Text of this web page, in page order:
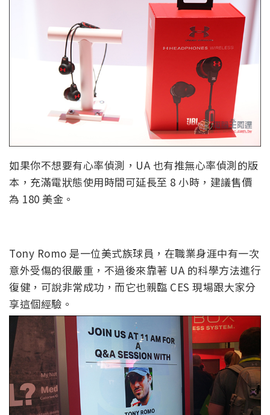
如果你不想要有心率偵測，UA 也有推無心率偵測的版
本，充滿電狀態使用時間可延長至 8 小時，建議售價
為 180 美金。
Tony Romo 是一位美式族球員，在職業身涯中有一次
意外受傷的很嚴重，不過後來靠著 UA 的科學方法進行
復健，可說非常成功，而它也親臨 CES 現場跟大家分
享這個經驗。